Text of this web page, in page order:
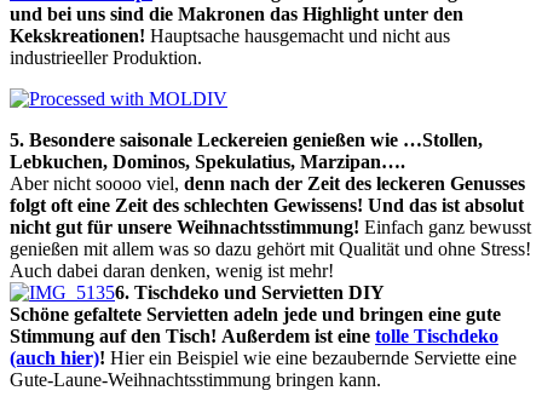
und bei uns sind die Makronen das Highlight unter den
Kekskreationen! Hauptsache hausgemacht und nicht aus
industrieeller Produktion.
5. Besondere saisonale Leckereien genießen wie …Stollen,
Lebkuchen, Dominos, Spekulatius, Marzipan….
Aber nicht soooo viel, denn nach der Zeit des leckeren Genusses
folgt oft eine Zeit des schlechten Gewissens! Und das ist absolut
nicht gut für unsere Weihnachtsstimmung! Einfach ganz bewusst
genießen mit allem was so dazu gehört mit Qualität und ohne Stress!
Auch dabei daran denken, wenig ist mehr!
6. Tischdeko und Servietten DIY
Schöne gefaltete Servietten adeln jede und bringen eine gute
Stimmung auf den Tisch! Außerdem ist eine tolle Tischdeko
(auch hier)! Hier ein Beispiel wie eine bezaubernde Serviette eine
Gute-Laune-Weihnachtsstimmung bringen kann.